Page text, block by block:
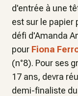
d'entrée à une
est sur le papier
défi d'Amanda
pour Fiona
(n°8). Pour ses
17 ans, devra
demi-finaliste